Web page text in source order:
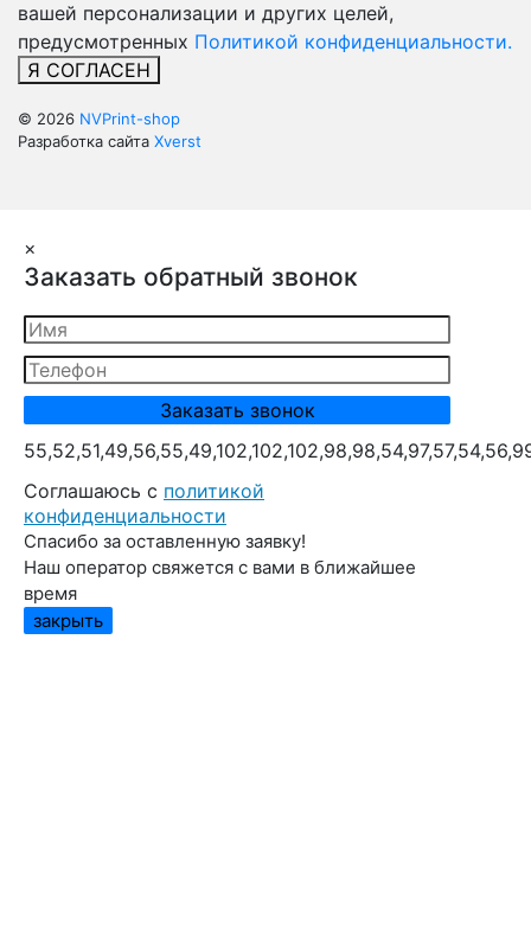
вашей персонализации и других целей,
предусмотренных Политикой конфиденциальности.
Я СОГЛАСЕН
© 2026 NVPrint-shop
Разработка сайта Xverst
×
Заказать обратный звонок
Cоглашаюсь с политикой
конфиденциальности
Спасибо за оставленную заявку!
Наш оператор свяжется с вами в ближайшее
время
закрыть